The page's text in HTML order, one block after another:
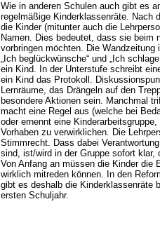
Wie in anderen Schulen auch gibt es
regelmäßige Kinderklassenräte. Nach
die Kinder (mitunter auch die
Namen. Dies bedeutet, dass sie beim
vorbringen möchten. Die Wandzeitung
Ich beglückwünsche“ und „Ich
ein Kind. In der Unterstufe schreibt
ein Kind das Protokoll.
Lernräume, das Drängeln auf den
besondere Aktionen sein. Manchmal
macht eine Regel aus (welche bei
oder ernennt eine
Vorhaben zu verwirklichen. Die
Stimmrecht. Dass dabei
sind, ist/wird in der Gruppe sofort klar,
Von Anfang an müssen die Kinder die
wirklich mitreden können. In den
gibt es deshalb die Kinderklassenräte
ersten Schuljahr.